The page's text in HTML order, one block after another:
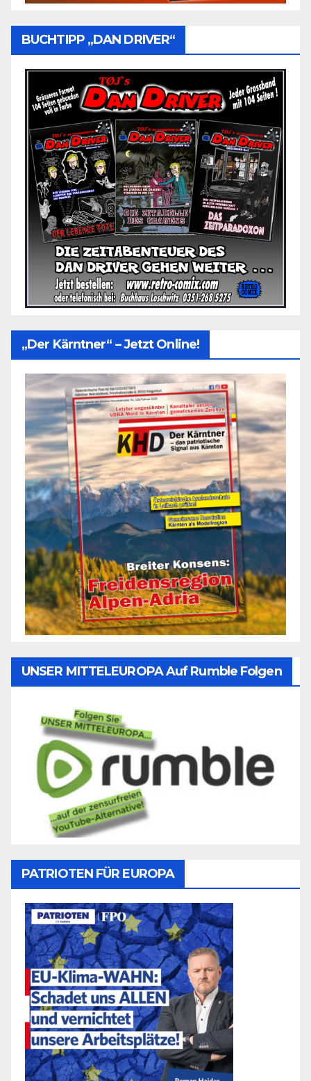
BUCHTIPP „DAN DRIVER“
„Der Kärntner“ – Jetzt Online!
UNSER MITTELEUROPA Auf Rumble Folgen
PATRIOTEN FÜR EUROPA